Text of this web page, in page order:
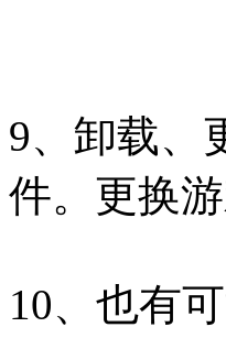
9、卸载、
件。更换
10、也有